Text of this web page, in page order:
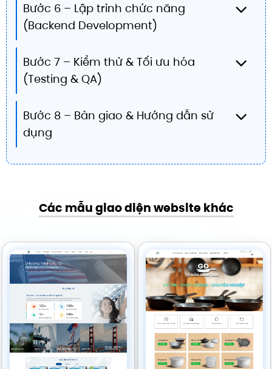
Bước 6 – Lập trình chức năng
(Backend Development)
Bước 7 – Kiểm thử & Tối ưu hóa
(Testing & QA)
Bước 8 – Bàn giao & Hướng dẫn sử
dụng
Các mẫu giao diện website khác